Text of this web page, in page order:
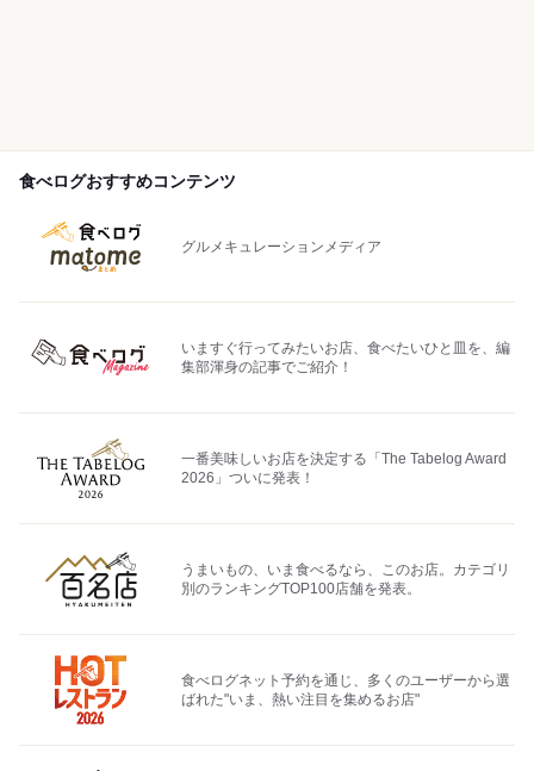
食べログおすすめコンテンツ
グルメキュレーションメディア
いますぐ行ってみたいお店、食べたいひと皿を、編
集部渾身の記事でご紹介！
一番美味しいお店を決定する「The Tabelog Award
2026」ついに発表！
うまいもの、いま食べるなら、このお店。カテゴリ
別のランキングTOP100店舗を発表。
食べログネット予約を通じ、多くのユーザーから選
ばれた"いま、熱い注目を集めるお店"